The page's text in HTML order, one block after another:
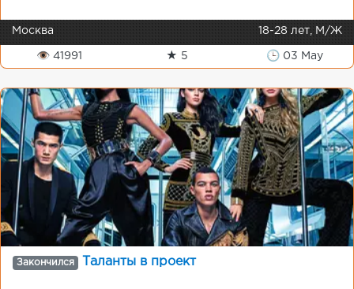
Москва 18-28 лет, М/Ж
👁 41991 ★ 5 🕒 03 May
Закончился Таланты в проект